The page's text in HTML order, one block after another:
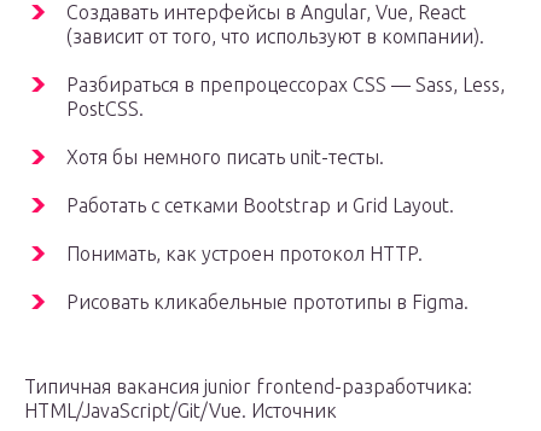
Создавать интерфейсы в Angular, Vue, React
(зависит от того, что используют в компании).
Разбираться в препроцессорах CSS — Sass, Less,
PostCSS.
Хотя бы немного писать unit-тесты.
Работать с сетками Bootstrap и Grid Layout.
Понимать, как устроен протокол HTTP.
Рисовать кликабельные прототипы в Figma.
Типичная вакансия junior frontend-разработчика:
HTML/JavaScript/Git/Vue. Источник